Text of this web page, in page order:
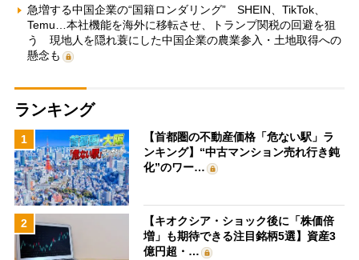
急増する中国企業の“国籍ロンダリング” SHEIN、TikTok、
Temu…本社機能を海外に移転させ、トランプ関税の回避を狙
う 現地人を隠れ蓑にした中国企業の農業参入・土地取得への
懸念も
ランキング
1
【首都圏の不動産価格「危ない駅」ラ
ンキング】“中古マンション売れ行き鈍
化”のワー…
2
【キオクシア・ショック後に「株価倍
増」も期待できる注目銘柄5選】資産3
億円超・…